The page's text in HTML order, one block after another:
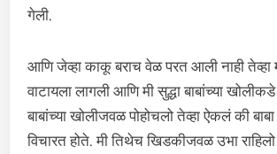
गेली.
आणि जेव्हा काकू बराच वेळ परत आली नाही तेव्हा
वाटायला लागली आणि मी सुद्धा बाबांच्या
बाबांच्या खोलीजवळ पोहोचलो तेव्हा ऐकलं की
विचारत होते. मी तिथेच खिडकीजवळ उभा